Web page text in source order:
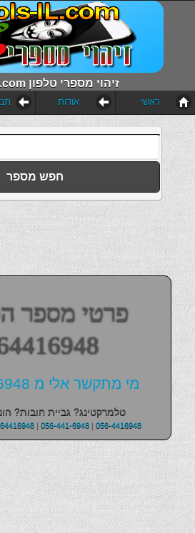
WhoIs-IL.com זיהוי מספרי טלפון
אודות ראשי
חפש מספר
פרטי מספר
מי מתקשר אלי מ 056-4416948?
טלמרקטינג? גביית חובות?
| 056-441-6948| 056-4416948